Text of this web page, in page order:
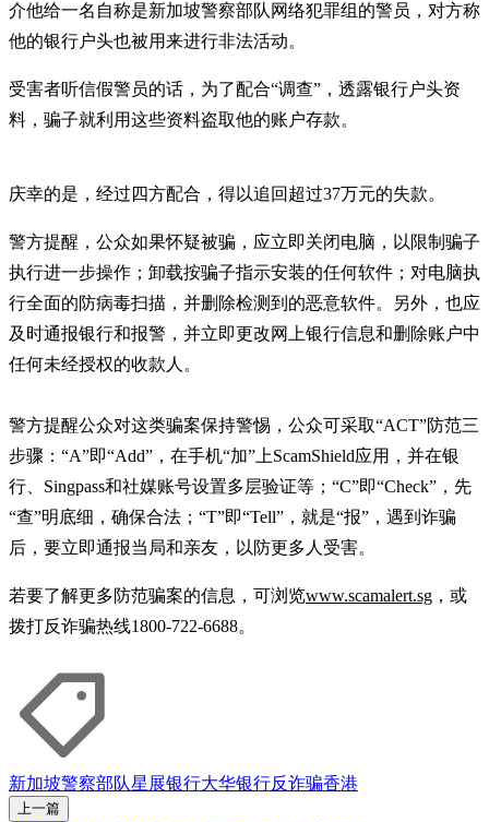
介他给一名自称是新加坡警察部队网络犯罪组的警员，对方称
他的银行户头也被用来进行非法活动。
受害者听信假警员的话，为了配合“调查”，透露银行户头资
料，骗子就利用这些资料盗取他的账户存款。
庆幸的是，经过四方配合，得以追回超过37万元的失款。
警方提醒，公众如果怀疑被骗，应立即关闭电脑，以限制骗子
执行进一步操作；卸载按骗子指示安装的任何软件；对电脑执
行全面的防病毒扫描，并删除检测到的恶意软件。另外，也应
及时通报银行和报警，并立即更改网上银行信息和删除账户中
任何未经授权的收款人。
警方提醒公众对这类骗案保持警惕，公众可采取“ACT”防范三
步骤：“A”即“Add”，在手机“加”上ScamShield应用，并在银
行、Singpass和社媒账号设置多层验证等；“C”即“Check”，先
“查”明底细，确保合法；“T”即“Tell”，就是“报”，遇到诈骗
后，要立即通报当局和亲友，以防更多人受害。
若要了解更多防范骗案的信息，可浏览www.scamalert.sg ，或
拨打反诈骗热线1800-722-6688。
新加坡警察部队星展银行大华银行反诈骗香港
上一篇